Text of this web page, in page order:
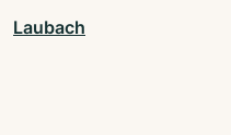
Laubach